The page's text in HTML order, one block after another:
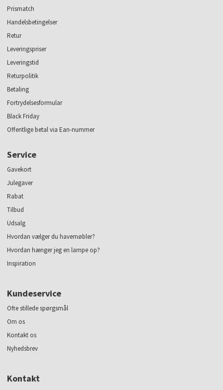
Prismatch
Handelsbetingelser
Retur
Leveringspriser
Leveringstid
Returpolitik
Betaling
Fortrydelsesformular
Black Friday
Offentlige betal via Ean-nummer
Service
Gavekort
Julegaver
Rabat
Tilbud
Udsalg
Hvordan vælger du havemøbler?
Hvordan hænger jeg en lampe op?
Inspiration
Kundeservice
Ofte stillede spørgsmål
Om os
Kontakt os
Nyhedsbrev
Kontakt